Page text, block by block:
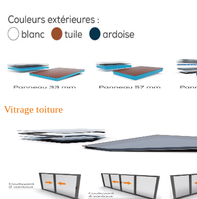
Vitrage toiture